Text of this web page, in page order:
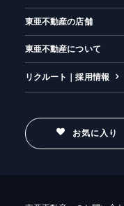
東亜不動産の店舗
東亜不動産について
リクルート｜採用情報
お気に入り